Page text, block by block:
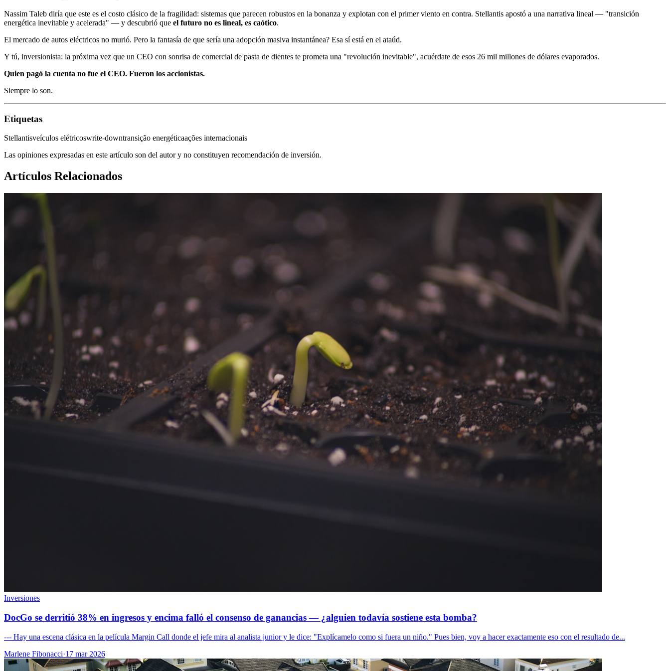
Nassim Taleb diría que este es el costo clásico de la fragilidad: sistemas que parecen robustos en la bonanza y explotan con el primer viento en contra. Stellantis apostó a una narrativa lineal — "transición
energética inevitable y acelerada" — y descubrió que el futuro no es lineal, es caótico.
El mercado de autos eléctricos no murió. Pero la fantasía de que sería una adopción masiva instantánea? Esa sí está en el ataúd.
Y tú, inversionista: la próxima vez que un CEO con sonrisa de comercial de pasta de dientes te prometa una "revolución inevitable", acuérdate de esos 26 mil millones de dólares evaporados.
Quien pagó la cuenta no fue el CEO. Fueron los accionistas.
Siempre lo son.
Etiquetas
Stellantisveículos elétricoswrite-downtransição energéticaações internacionais
Las opiniones expresadas en este artículo son del autor y no constituyen recomendación de inversión.
Artículos Relacionados
Inversiones
DocGo se derritió 38% en ingresos y encima falló el consenso de ganancias — ¿alguien todavía sostiene esta bomba?
--- Hay una escena clásica en la película Margin Call donde el jefe mira al analista junior y le dice: "Explícamelo como si fuera un niño." Pues bien, voy a hacer exactamente eso con el resultado de...
Marlene Fibonacci·17 mar 2026